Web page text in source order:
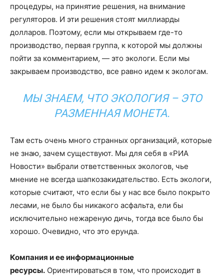
процедуры, на принятие решения, на внимание
регуляторов. И эти решения стоят миллиарды
долларов. Поэтому, если мы открываем где-то
производство, первая группа, к которой мы должны
пойти за комментарием, — это экологи. Если мы
закрываем производство, все равно идем к экологам.
МЫ ЗНАЕМ, ЧТО ЭКОЛОГИЯ – ЭТО
РАЗМЕННАЯ МОНЕТА.
Там есть очень много странных организаций, которые
не знаю, зачем существуют. Мы для себя в «РИА
Новости» выбрали ответственных экологов, чье
мнение не всегда шапкозакидательство. Есть экологи,
которые считают, что если бы у нас все было покрыто
лесами, не было бы никакого асфальта, ели бы
исключительно нежареную дичь, тогда все было бы
хорошо. Очевидно, что это ерунда.
Компания и ее информационные
ресурсы. Ориентироваться в том, что происходит в